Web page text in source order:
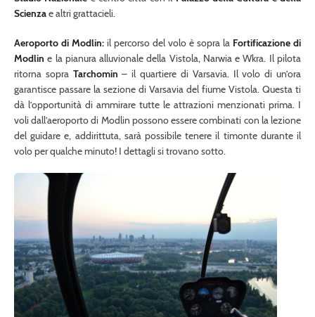
Scienzae altri grattacieli.
Aeroporto di Modlin: il percorso del volo è sopra la Fortificazione di
Modlin e la pianura alluvionale della Vistola, Narwia e Wkra. Il pilota
ritorna sopra Tarchomin – il quartiere di Varsavia. Il volo di un’ora
garantisce passare la sezione di Varsavia del fiume Vistola. Questa ti
dà l’opportunità di ammirare tutte le attrazioni menzionati prima. I
voli dall’aeroporto di Modlin possono essere combinati con la lezione
del guidare e, addirittuta, sarà possibile tenere il timonte durante il
volo per qualche minuto! I dettagli si trovano sotto.